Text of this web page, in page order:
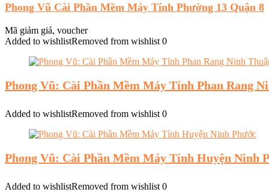
Phong Vũ Cài Phần Mềm Máy Tính Phường 13 Quận 8
Mã giảm giá, voucher
Added to wishlistRemoved from wishlist 0
Phong Vũ: Cài Phần Mềm Máy Tính Phan Rang
Added to wishlistRemoved from wishlist 0
Phong Vũ: Cài Phần Mềm Máy Tính Huyện Ninh
Added to wishlistRemoved from wishlist 0